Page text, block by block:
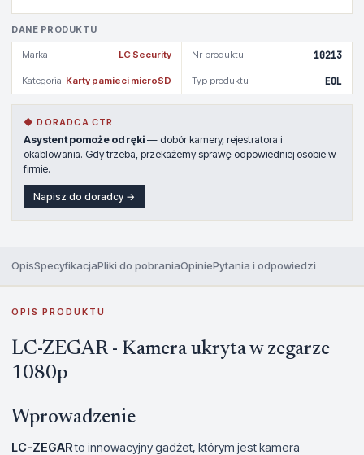
DANE PRODUKTU
Marka LC Security Nr produktu 10213
Kategoria Karty pamieci microSD Typ produktu EOL
◆ DORADCA CTR
Asystent pomoże od ręki — dobór kamery, rejestratora i
okablowania. Gdy trzeba, przekażemy sprawę odpowiedniej osobie w
firmie.
Napisz do doradcy →
OpisSpecyfikacjaPliki do pobraniaOpiniePytania i odpowiedzi
OPIS PRODUKTU
LC-ZEGAR - Kamera ukryta w zegarze
1080p
Wprowadzenie
LC-ZEGARto innowacyjny gadżet, którym jest kamera